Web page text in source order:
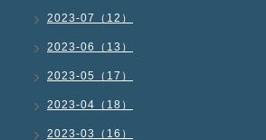
2023-07（12）
2023-06（13）
2023-05（17）
2023-04（18）
2023-03（16）